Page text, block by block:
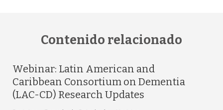
Contenido relacionado
Webinar: Latin American and
Caribbean Consortium on Dementia
(LAC-CD) Research Updates